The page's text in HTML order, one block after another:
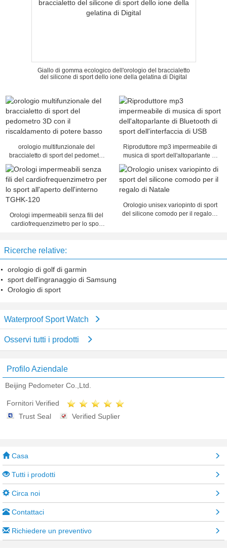
Giallo di gomma ecologico dell'orologio del braccialetto
del silicone di sport dello ione della gelatina di Digital
orologio multifunzionale del
braccialetto di sport del pedometro
3D con il riscaldamento di potere
basso
Riproduttore mp3 impermeabile di
musica di sport dell'altoparlante di
Bluetooth di sport dell'interfaccia di
USB
Orologi impermeabili senza fili del
cardiofrequenzimetro per lo sport
Orologio unisex variopinto di sport
del silicone comodo per il regalo di
Ricerche relative:
orologio di golf di garmin
sport dell'ingranaggio di Samsung
Orologio di sport
Waterproof Sport Watch
Osservi tutti i prodotti
Profilo Aziendale
Beijing Pedometer Co.,Ltd.
Fornitori Verified
Trust Seal
Verified Suplier
Casa
Tutti i prodotti
Circa noi
Contattaci
Richiedere un preventivo